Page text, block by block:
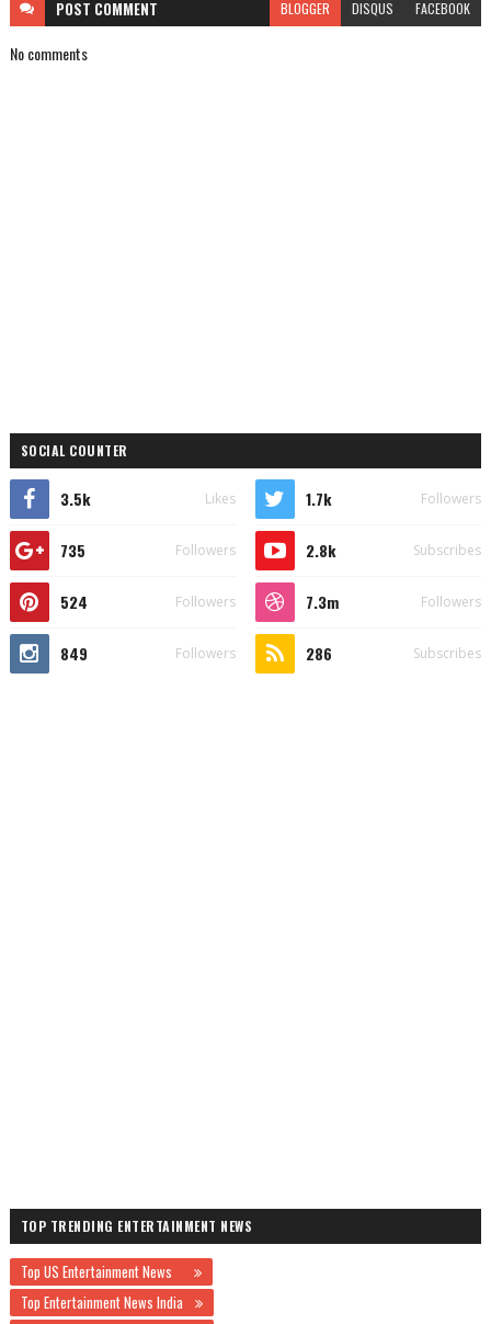
POST COMMENT BLOGGER DISQUS FACEBOOK
No comments
SOCIAL COUNTER
3.5k Likes 1.7k Followers
735 Followers 2.8k Subscribes
524 Followers 7.3m Followers
849 Followers 286 Subscribes
TOP TRENDING ENTERTAINMENT NEWS
Top US Entertainment News
Top Entertainment News India